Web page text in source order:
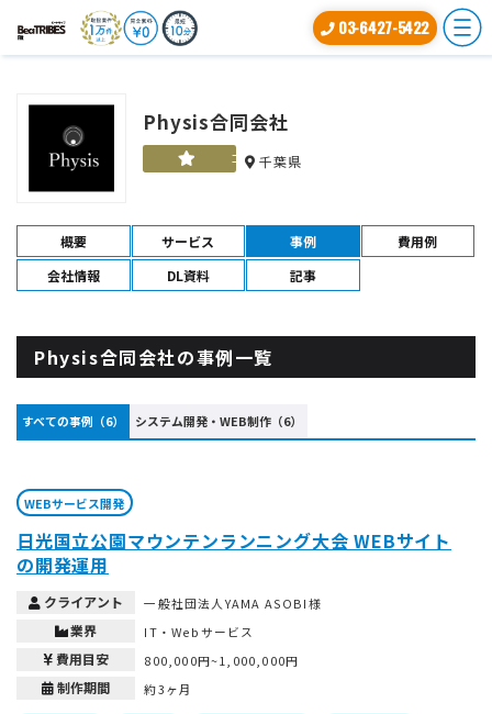
03-6427-5422
Physis合同会社
ゴールド千葉県
概要 サービス 事例
費用例
会社情報
DL資料 記事
Physis合同会社の事例一覧
すべての事例（6） システム開発・WEB制作（6）
WEBサービス開発
日光国立公園マウンテンランニング大会 WEBサイト
の開発運用
クライアント 一般社団法人YAMA ASOBI様
業界 IT・Webサービス
費用目安 800,000円~1,000,000円
制作期間 約3ヶ月